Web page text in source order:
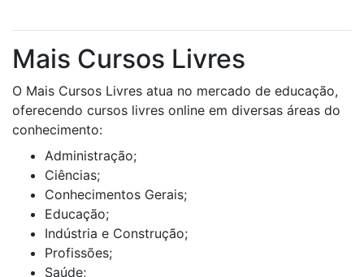
Mais Cursos Livres
O Mais Cursos Livres atua no mercado de educação,
oferecendo cursos livres online em diversas áreas do
conhecimento:
Administração;
Ciências;
Conhecimentos Gerais;
Educação;
Indústria e Construção;
Profissões;
Saúde;